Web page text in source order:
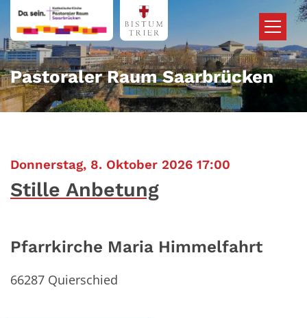
Zum Inhalt springen
Pastoraler Raum Saarbrücken
Donnerstag, 8. Oktober 2026 17:00
Stille Anbetung
Pfarrkirche Maria Himmelfahrt
66287 Quierschied